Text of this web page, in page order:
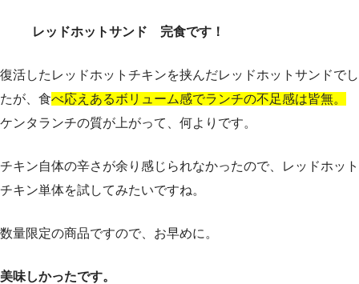
レッドホットサンド 完食です！
復活したレッドホットチキンを挟んだレッドホットサンドでし
たが、食べ応えあるボリューム感でランチの不足感は皆無。
ケンタランチの質が上がって、何よりです。
チキン自体の辛さが余り感じられなかったので、レッドホット
チキン単体を試してみたいですね。
数量限定の商品ですので、お早めに。
美味しかったです。